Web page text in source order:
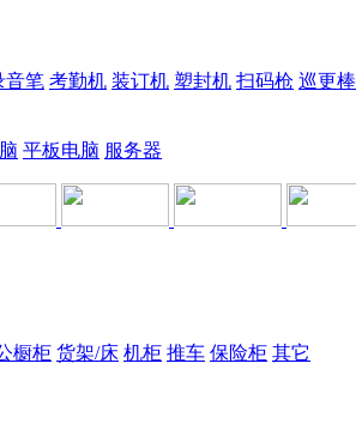
音笔 考勤机 装订机 塑封机 扫码枪 巡更棒
平板电脑 服务器
橱柜 货架/床 机柜 推车 保险柜 其它